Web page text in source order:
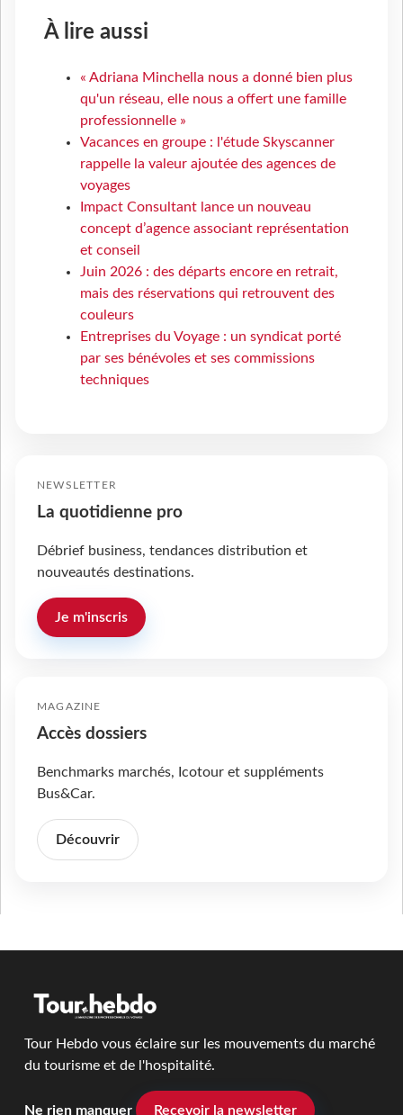
À lire aussi
« Adriana Minchella nous a donné bien plus
qu'un réseau, elle nous a offert une famille
professionnelle »
Vacances en groupe : l'étude Skyscanner
rappelle la valeur ajoutée des agences de
voyages
Impact Consultant lance un nouveau
concept d’agence associant représentation
et conseil
Juin 2026 : des départs encore en retrait,
mais des réservations qui retrouvent des
couleurs
Entreprises du Voyage : un syndicat porté
par ses bénévoles et ses commissions
techniques
NEWSLETTER
La quotidienne pro
Débrief business, tendances distribution et
nouveautés destinations.
Je m'inscris
MAGAZINE
Accès dossiers
Benchmarks marchés, Icotour et suppléments
Bus&Car.
Découvrir
Tour Hebdo vous éclaire sur les mouvements du marché
du tourisme et de l'hospitalité.
Ne rien manquer Recevoir la newsletter